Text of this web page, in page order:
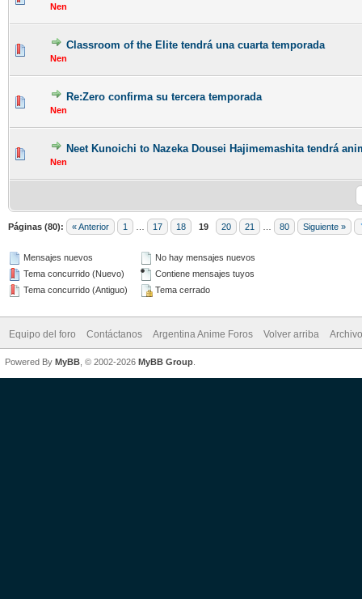
Nen
Classroom of the Elite tendrá una cuarta temporada
Nen
Re:Zero confirma su tercera temporada
Nen
Neet Kunoichi to Nazeka Dousei Hajimemashita tendrá
Nen
Páginas (80): « Anterior 1 17 18 19 20 21 80 Siguiente »
Mensajes nuevos
Tema concurrido (Nuevo)
Tema concurrido (Antiguo)
No hay mensajes nuevos
Contiene mensajes tuyos
Tema cerrado
Equipo del foro Contáctanos Argentina Anime Foros Volver arriba
Powered By MyBB , © 2002-2026 MyBB Group